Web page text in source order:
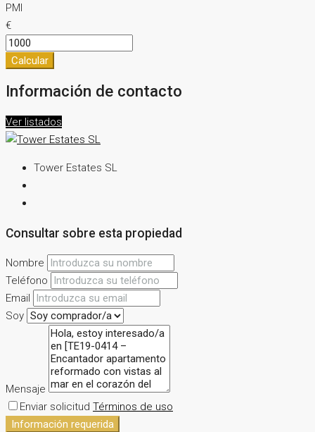
PMI
€
Calcular
Información de contacto
Ver listados
Tower Estates SL
Consultar sobre esta propiedad
Nombre
Teléfono
Email
Soy
Mensaje
Enviar solicitud Términos de uso
Información requerida